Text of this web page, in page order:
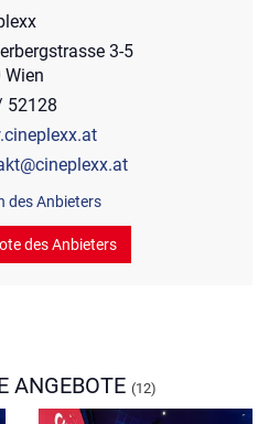
3-5
Wien
52128
des Anbieters
des Anbieters
ANGEBOTE (12)